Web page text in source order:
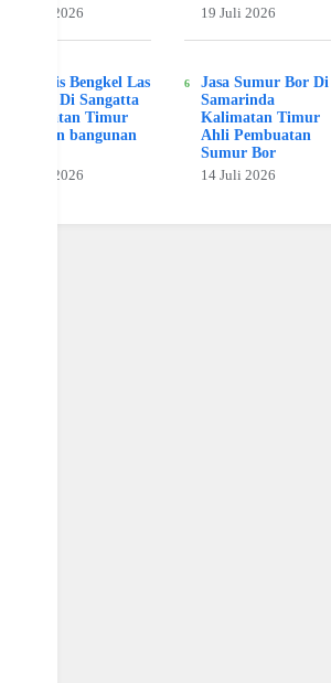
31 Juli 2026
19 Juli 2026
Spesialis Bengkel Las
Murah Di Sangatta
Kalimatan Timur
Hamran bangunan
19 Juli 2026
Jasa Sumur Bor Di
Samarinda
Kalimatan Timur
Ahli Pembuatan
Sumur Bor
14 Juli 2026